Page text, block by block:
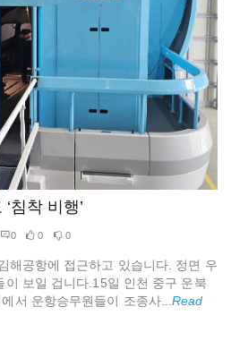
침착 비행’
0 0 0
해공항에 접근하고 있습니다. 정면 우
이 보일 겁니다.15일 인천 중구 운북
서 운항승무원들이 조종사...Read